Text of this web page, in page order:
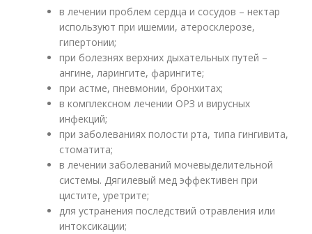
в лечении проблем сердца и сосудов – нектар
используют при ишемии, атеросклерозе,
гипертонии;
при болезнях верхних дыхательных путей –
ангине, ларингите, фарингите;
при астме, пневмонии, бронхитах;
в комплексном лечении ОРЗ и вирусных
инфекций;
при заболеваниях полости рта, типа гингивита,
стоматита;
в лечении заболеваний мочевыделительной
системы. Дягилевый мед эффективен при
цистите, уретрите;
для устранения последствий отравления или
интоксикации;